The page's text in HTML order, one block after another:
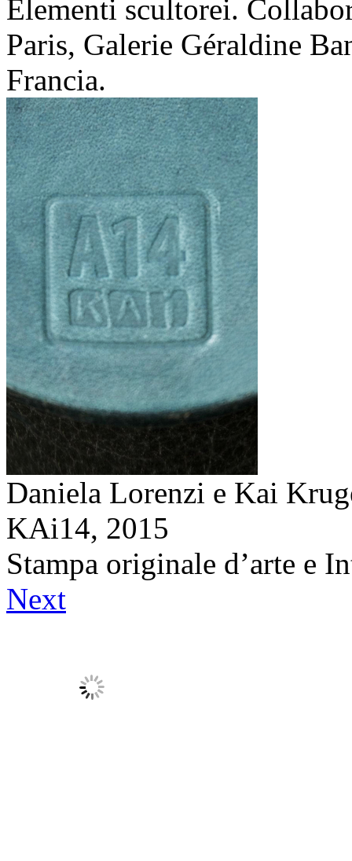
Elementi scultorei.
Paris, Galerie Géraldine
Francia.
Daniela Lorenzi e Kai
KAi14, 2015
Stampa originale d’arte e
Next